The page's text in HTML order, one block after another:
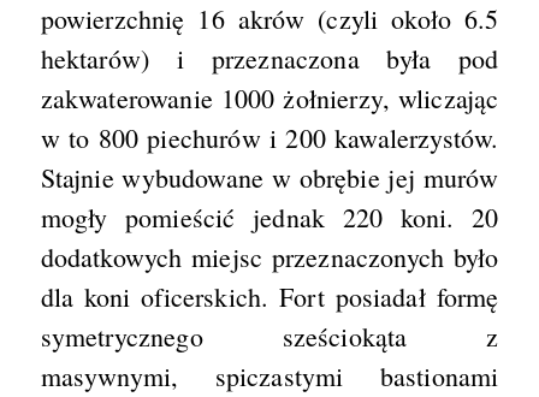
powierzchnię 16 akrów (czyli około 6.5
hektarów) i przeznaczona była pod
zakwaterowanie 1000 żołnierzy, wliczając
w to 800 piechurów i 200 kawalerzystów.
Stajnie wybudowane w obrębie jej murów
mogły pomieścić jednak 220 koni. 20
dodatkowych miejsc przeznaczonych było
dla koni oficerskich. Fort posiadał formę
symetrycznego sześciokąta z
masywnymi, spiczastymi bastionami